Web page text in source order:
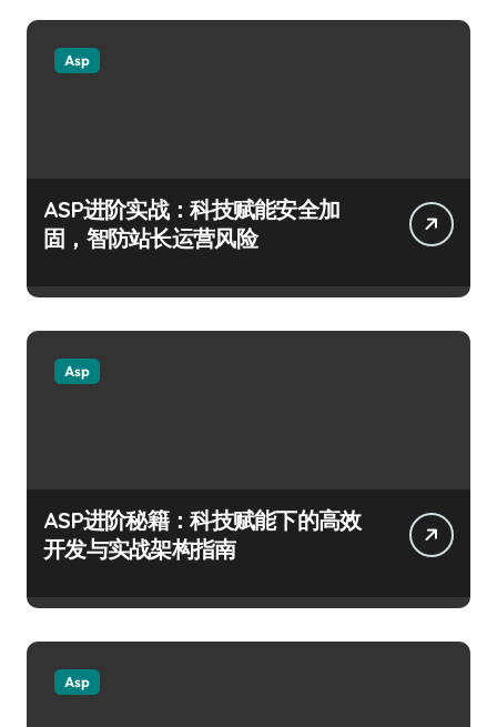
Asp
ASP进阶实战：科技赋能安全加
固，智防站长运营风险
Asp
ASP进阶秘籍：科技赋能下的高效
开发与实战架构指南
Asp